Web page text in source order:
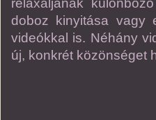
relaxáljanak
doboz kinyitása vagy
videókkal is. Néhány
új, konkrét közönséget